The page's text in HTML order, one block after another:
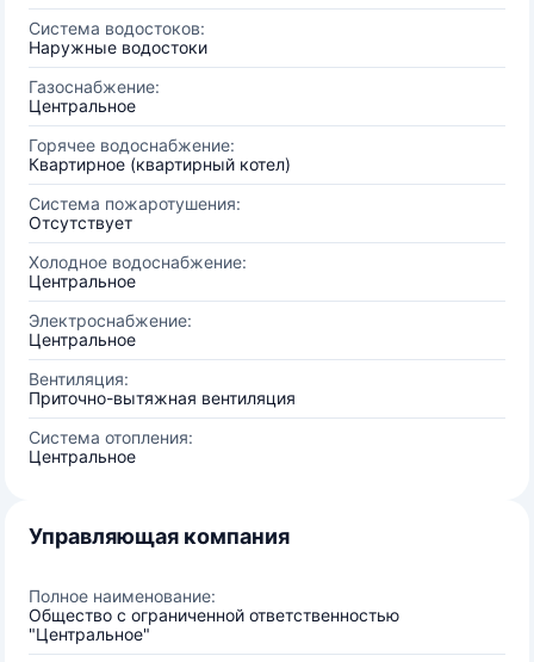
Система водостоков:
Наружные водостоки
Газоснабжение:
Центральное
Горячее водоснабжение:
Квартирное (квартирный котел)
Система пожаротушения:
Отсутствует
Холодное водоснабжение:
Центральное
Электроснабжение:
Центральное
Вентиляция:
Приточно-вытяжная вентиляция
Система отопления:
Центральное
Управляющая компания
Полное наименование:
Общество с ограниченной ответственностью
"Центральное"